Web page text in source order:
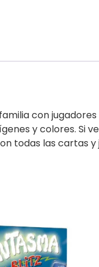
con
y colores. Si
todas las cartas